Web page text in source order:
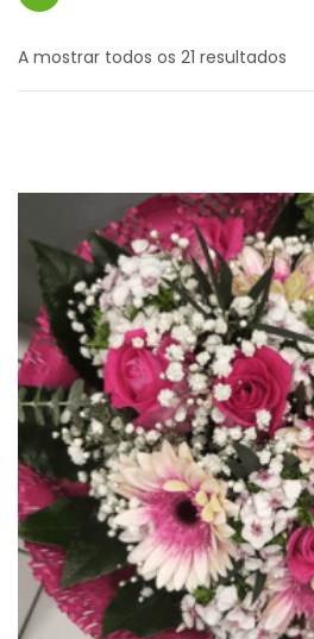
CESTOS
Cestos Especiais
FÚNEBRES
A mostrar todos os 21 resultados
por